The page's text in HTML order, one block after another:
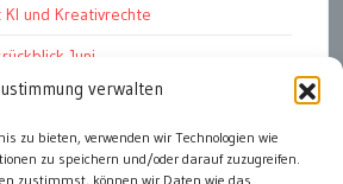
verwalten
zu bieten, verwenden wir Technologien wie
zu speichern und/oder darauf zuzugreifen.
zustimmst, können wir Daten wie das
und Kreativrechte
Juni
es letztlich ankommt
Studie 2026